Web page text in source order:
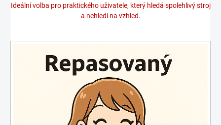
Ideální volba pro praktického uživatele, který hledá spolehlivý stroj
a nehledí na vzhled.